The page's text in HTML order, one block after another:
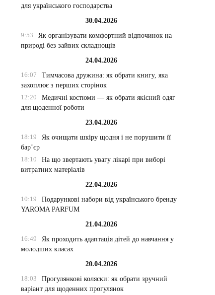
для українського господарства
30.04.2026
9:53
Як організувати комфортний відпочинок на
природі без зайвих складнощів
24.04.2026
16:07
Тимчасова дружина: як обрати книгу, яка
захоплює з перших сторінок
12:20
Медичні костюми — як обрати якісний одяг
для щоденної роботи
23.04.2026
18:19
Як очищати шкіру щодня і не порушити її
бар’єр
18:10
На що звертають увагу лікарі при виборі
витратних матеріалів
22.04.2026
10:19
Подарункові набори від українського бренду
YAROMA PARFUM
21.04.2026
16:49
Як проходить адаптація дітей до навчання у
молодших класах
20.04.2026
18:03
Прогулянкові коляски: як обрати зручний
варіант для щоденних прогулянок